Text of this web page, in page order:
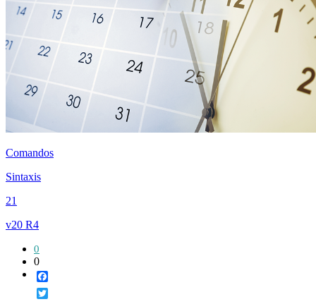
Comandos
Sintaxis
21
v20 R4
0
0